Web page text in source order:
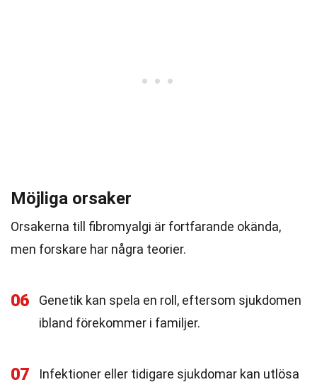
Möjliga orsaker
Orsakerna till fibromyalgi är fortfarande okända,
men forskare har några teorier.
06
Genetik kan spela en roll, eftersom sjukdomen
ibland förekommer i familjer.
07
Infektioner eller tidigare sjukdomar kan utlösa